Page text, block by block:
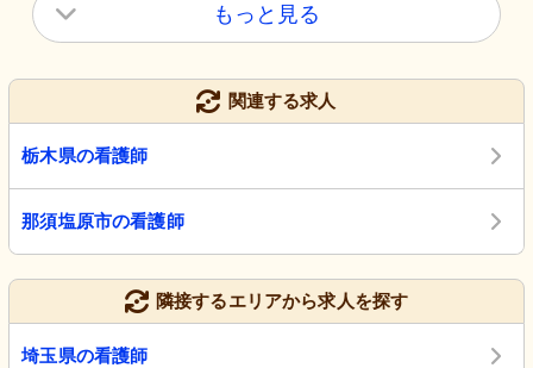
もっと見る
関連する求人
栃木県の看護師
那須塩原市の看護師
隣接するエリアから求人を探す
埼玉県の看護師